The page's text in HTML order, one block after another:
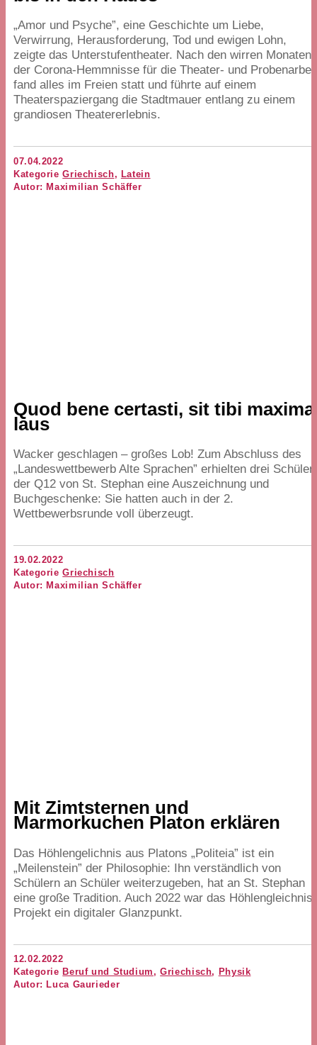
„Amor und Psyche”, eine Geschichte um Liebe,
Verwirrung, Herausforderung, Tod und ewigen Lohn,
zeigte das Unterstufentheater. Nach den wirren Monaten
der Corona-Hemmnisse für die Theater- und
fand alles im Freien statt und führte auf einem
Theaterspaziergang die Stadtmauer entlang zu einem
grandiosen Theatererlebnis.
07.04.2022
KategorieGriechisch, Latein
Autor: Maximilian Schäffer
Quod bene certasti, sit tibi maxima
laus
Wacker geschlagen – großes Lob! Zum Abschluss des
„Landeswettbewerb Alte Sprachen” erhielten drei Schüler
derQ12 von St. Stephan eine Auszeichnung und
Buchgeschenke: Sie hatten auch in der 2.
Wettbewerbsrunde voll überzeugt.
19.02.2022
KategorieGriechisch
Autor: Maximilian Schäffer
Mit Zimtsternen und
Marmorkuchen Platon erklären
Das Höhlengelichnis aus Platons„Politeia” ist ein
„Meilenstein” der Philosophie: Ihn verständlich von
Schülern an Schüler weiterzugeben, hat an St. Stephan
eine große Tradition. Auch 2022 war das Höhlengleichnis-
Projekt ein digitaler Glanzpunkt.
12.02.2022
Kategorie Beruf und Studium ,Griechisch,
Physik
Autor: Luca Gaurieder